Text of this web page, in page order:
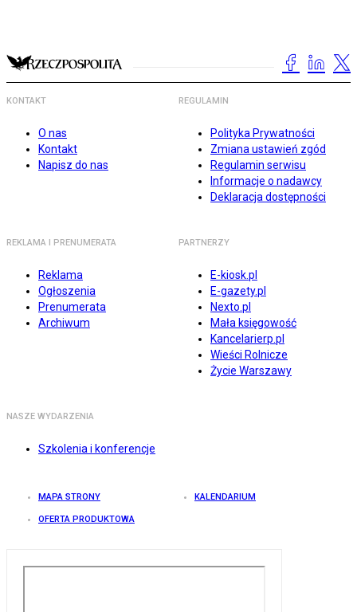
KONTAKT
O nas
Kontakt
Napisz do nas
REGULAMIN
Polityka Prywatności
Zmiana ustawień zgód
Regulamin serwisu
Informacje o nadawcy
Deklaracja dostępności
REKLAMA I PRENUMERATA
Reklama
Ogłoszenia
Prenumerata
Archiwum
PARTNERZY
E-kiosk.pl
E-gazety.pl
Nexto.pl
Mała księgowość
Kancelarierp.pl
Wieści Rolnicze
Życie Warszawy
NASZE WYDARZENIA
Szkolenia i konferencje
MAPA STRONY KALENDARIUM
OFERTA PRODUKTOWA